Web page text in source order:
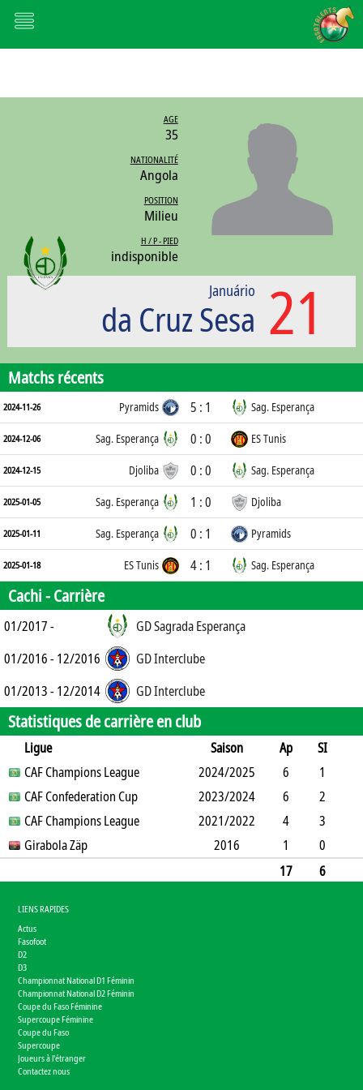
AGE
35
NATIONALITÉ
Angola
POSITION
Milieu
H / P - PIED
indisponible
21
Januário
da Cruz Sesa
Matchs récents
2024-11-26 Pyramids 5 : 1 Sag. Esperança
2024-12-06 Sag. Esperança 0 : 0 ES Tunis
2024-12-15 Djoliba 0 : 0 Sag. Esperança
2025-01-05 Sag. Esperança 1 : 0 Djoliba
2025-01-11 Sag. Esperança 0 : 1 Pyramids
2025-01-18 ES Tunis 4 : 1 Sag. Esperança
Cachi -Carrière
01/2017 -
GD Sagrada Esperança
01/2016 - 12/2016
GD Interclube
01/2013 - 12/2014
GD Interclube
Statistiques de carrière en club
Ligue Saison Ap
SI
SO
B B A 2J CR Min
CAF Champions League 2024/2025 6
1
3
2 1 0 0 0 415
CAF Confederation Cup 2023/2024 6
2
3
2 0 0 0 290
CAF Champions League 2021/2022 4
3
1
4 0 110
Girabola Zäp 2016 1
0
4617
6
LIENS RAPIDES
Actus
Fasofoot
D2
D3
Championnat National D1 Féminin
Championnat National D2 Féminin
Coupe du Faso Féminine
Supercoupe Féminine
Coupe du Faso
Supercoupe
Joueurs à l'étranger
Contactez nous